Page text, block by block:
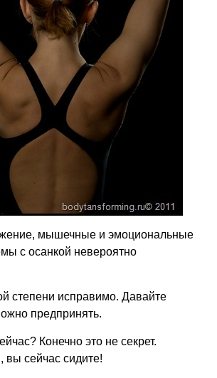
мышечные и эмоциональные
с осанкой невероятно
степени исправимо. Давайте
предпринять.
Конечно это не секрет.
вы сейчас сидите!